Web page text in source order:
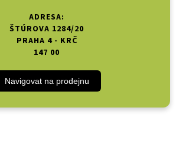
ADRESA:
ŠTÚROVA 1284/20
PRAHA 4 - KRČ
147 00
Navigovat na prodejnu